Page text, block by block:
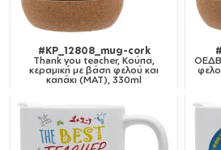
#KP_12808_mug-cork
Thank you teacher, Κούπα,
κεραμική με βάση φελού και
καπάκι (ΜΑΤ), 330ml